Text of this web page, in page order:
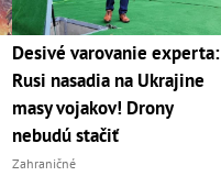
Desivé varovanie experta:
Rusi nasadia na Ukrajine
masy vojakov! Drony
nebudú stačiť
Zahraničné